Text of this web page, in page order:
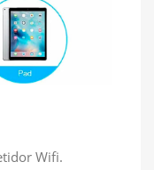
Wifi.